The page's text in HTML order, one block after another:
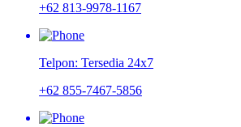
+62 813-9978-1167
Telpon: Tersedia 24x7
+62 855-7467-5856